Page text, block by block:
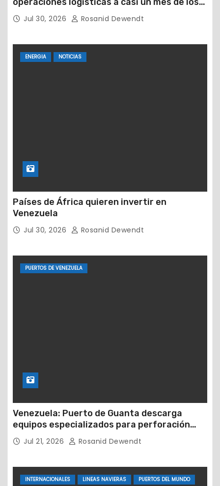
devastadores terremotos
Jul 30, 2026 Rosanid Dewendt
ENERGIA NOTICIAS
Países de África quieren invertir en
Venezuela
Jul 30, 2026 Rosanid Dewendt
PUERTOS DE VENEZUELA
Venezuela: Puerto de Guanta descarga
equipos especializados para perforación
petrolera
Jul 21, 2026 Rosanid Dewendt
INTERNACIONALES LINEAS NAVIERAS PUERTOS DEL MUNDO